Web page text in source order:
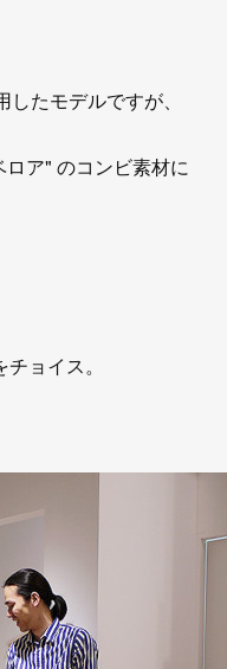
たモデルですが、
ア" のコンビ素材に
ョイス。